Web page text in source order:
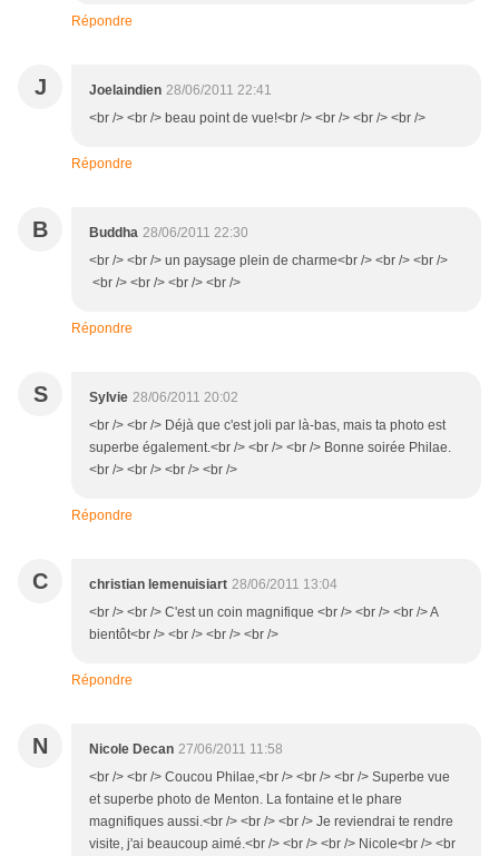
Répondre
J Joelaindien 28/06/2011 22:41
<br /> <br /> beau point de vue!<br /> <br /> <br /> <br />
Répondre
B Buddha 28/06/2011 22:30
<br /> <br /> un paysage plein de charme<br /> <br /> <br />
<br /> <br /> <br /> <br />
Répondre
S Sylvie 28/06/2011 20:02
<br /> <br /> Déjà que c'est joli par là-bas, mais ta photo est
superbe également.<br /> <br /> <br /> Bonne soirée Philae.
<br /> <br /> <br /> <br />
Répondre
C christian lemenuisiart 28/06/2011 13:04
<br /> <br /> C'est un coin magnifique <br /> <br /> <br /> A
bientôt<br /> <br /> <br /> <br />
Répondre
N Nicole Decan 27/06/2011 11:58
<br /> <br /> Coucou Philae,<br /> <br /> <br /> Superbe vue
et superbe photo de Menton. La fontaine et le phare
magnifiques aussi.<br /> <br /> <br /> Je reviendrai te rendre
visite, j'ai beaucoup aimé.<br /> <br /> <br /> Nicole<br /> <br